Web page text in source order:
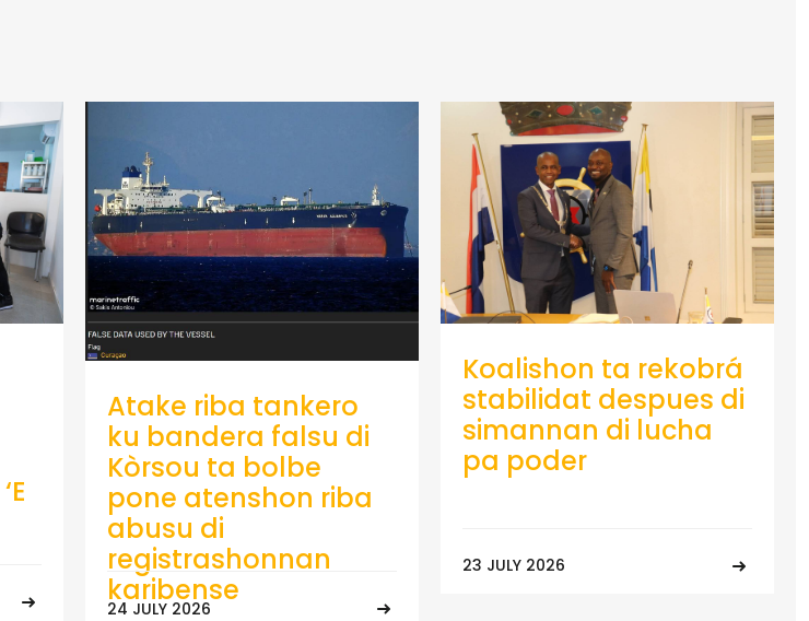
Atake riba tankero
ku bandera falsu di
Kòrsou ta bolbe
pone atenshon riba
abusu di
registrashonnan
karibense
24 JULY 2026
Koalishon ta rekobrá
stabilidat despues di
simannan di lucha
pa poder
23 JULY 2026